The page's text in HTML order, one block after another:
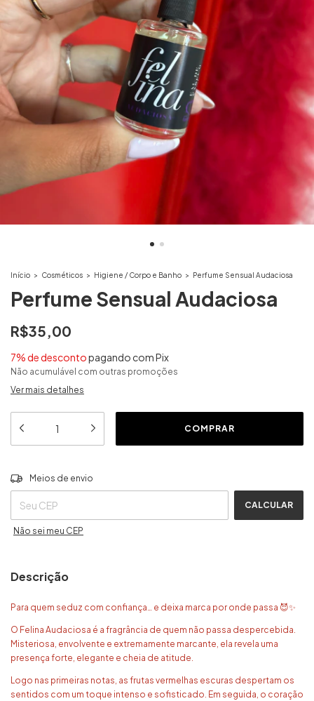
Início > Cosméticos > Higiene / Corpo e Banho > Perfume Sensual Audaciosa
Perfume Sensual Audaciosa
R$35,00
7% de descontopagando com Pix
Não acumulável com outras promoções
Ver mais detalhes
Entregas para o CEP:
Meios de envio
CALCULAR
Não sei meu CEP
Descrição
Para quem seduz com confiança… e deixa marca por onde passa 😈✨
O Felina Audaciosa é a fragrância de quem não passa despercebida.
Misteriosa, envolvente e extremamente marcante, ela revela uma
presença forte, elegante e cheia de atitude.
Logo nas primeiras notas, as frutas vermelhas escuras despertam os
sentidos com um toque intenso e sofisticado. Em seguida, o coração